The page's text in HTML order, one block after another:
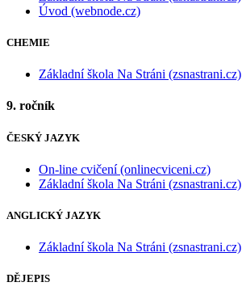
Úvod (webnode.cz)
CHEMIE
Základní škola Na Stráni (zsnastrani.cz)
9. ročník
ČESKÝ JAZYK
On-line cvičení (onlinecviceni.cz)
Základní škola Na Stráni (zsnastrani.cz)
ANGLICKÝ JAZYK
Základní škola Na Stráni (zsnastrani.cz)
DĚJEPIS